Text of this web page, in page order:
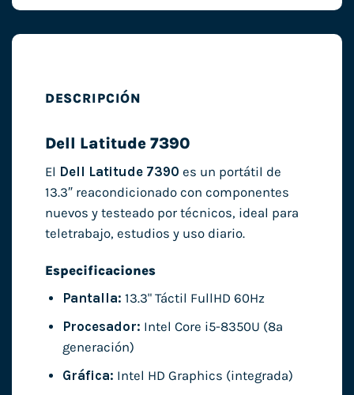
DESCRIPCIÓN
Dell Latitude 7390
El Dell Latitude 7390 es un portátil de
13.3″ reacondicionado con componentes
nuevos y testeado por técnicos, ideal para
teletrabajo, estudios y uso diario.
Especificaciones
Pantalla: 13.3" Táctil FullHD 60Hz
Procesador: Intel Core i5-8350U (8ª
generación)
Gráfica: Intel HD Graphics (integrada)